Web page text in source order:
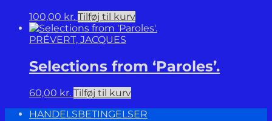
100,00 kr. Tilføj til kurv
PRÉVERT, JACQUES
Selections from ‘Paroles’.
60,00 kr. Tilføj til kurv
HANDELSBETINGELSER